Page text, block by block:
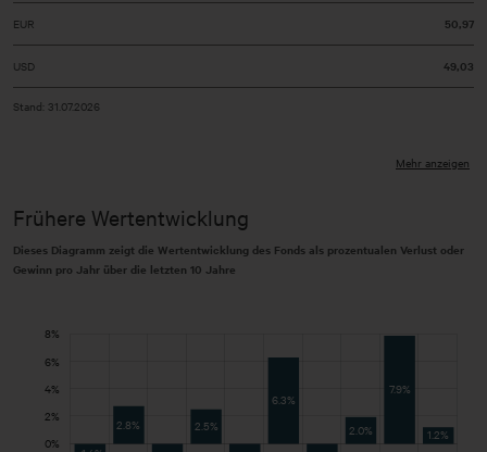
EUR 50,97
USD 49,03
Stand: 31.07.2026
Mehr anzeigen
Frühere Wertentwicklung
Dieses Diagramm zeigt die Wertentwicklung des Fonds als prozentualen Verlust oder
Gewinn pro Jahr über die letzten 10 Jahre
2.8% 2.5%
6.3%
2.0%
7.9%
1.2%
0%
2%
4%
6%
8%
Jährliche Wertentwicklung Fonds